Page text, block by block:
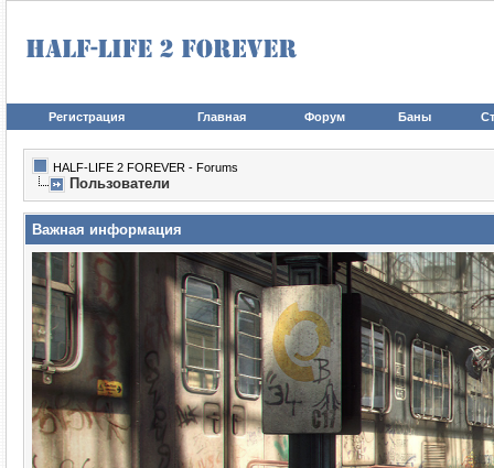
Регистрация Главная Форум Баны
HALF-LIFE 2 FOREVER - Forums
Пользователи
Важная информация